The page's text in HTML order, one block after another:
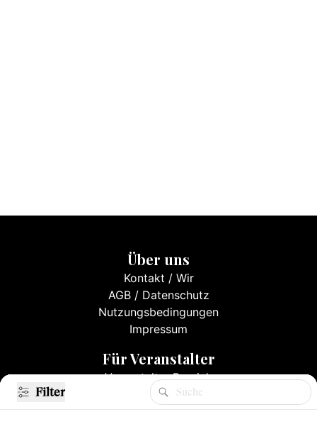
Filter
Filter
Über uns
Kontakt / Wir
AGB/ Datenschutz
Nutzungsbedingungen
Impressum
Für Veranstalter
Veranstalter Bereich
Events eintragen
Mediadaten & Preise